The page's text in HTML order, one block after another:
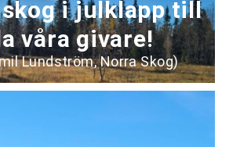
skog i julklapp till
våra givare!
Lundström, Norra Skog)